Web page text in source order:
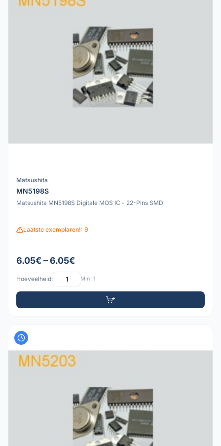
Matsushita
MN5198S
Matsushita MN5198S Digitale MOS IC - 22-Pins SMD
Laatste exemplaren!: 9
6.05€ – 6.05€
Hoeveelheid: Min: 1